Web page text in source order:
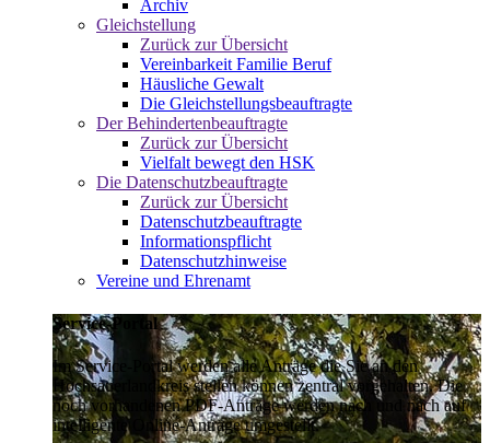
Archiv
Gleichstellung
Zurück zur Übersicht
Vereinbarkeit Familie Beruf
Häusliche Gewalt
Die Gleichstellungsbeauftragte
Der Behindertenbeauftragte
Zurück zur Übersicht
Vielfalt bewegt den HSK
Die Datenschutzbeauftragte
Zurück zur Übersicht
Datenschutzbeauftragte
Informationspflicht
Datenschutzhinweise
Vereine und Ehrenamt
Service-Portal
Im Service-Portal werden alle Anträge die Sie an den
Hochsauerlandkreis stellen können zentral vorgehalten. Die
noch vorhandenen PDF-Anträge werden nach und nach auf
intelligente Online-Anträge umgestellt.